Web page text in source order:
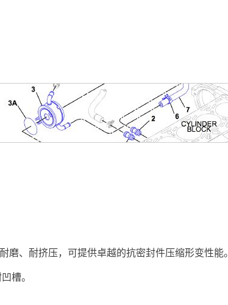
、耐挤压，可提供卓越的抗密封件压缩形变性能。
槽。